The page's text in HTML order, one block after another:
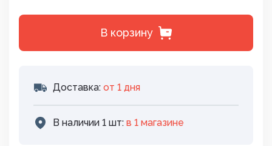
В корзину
Доставка: от 1 дня
В наличии 1 шт: в 1 магазинe